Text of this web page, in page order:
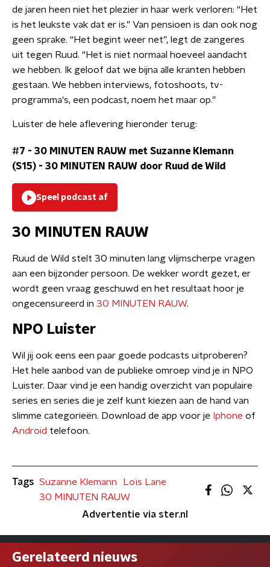
de jaren heen niet het plezier in haar werk verloren: “Het
is het leukste vak dat er is.” Van pensioen is dan ook nog
geen sprake. “Het begint weer net”, legt de zangeres
uit tegen Ruud. “Het is niet normaal hoeveel aandacht
we hebben. Ik geloof dat we bijna alle kranten hebben
gestaan. We hebben interviews, fotoshoots, tv-
programma's, een podcast, noem het maar op.”
Luister de hele aflevering hieronder terug:
#7 - 30 MINUTEN RAUW met Suzanne Klemann
(S15) - 30 MINUTEN RAUW door Ruud de Wild
Speel podcast af
30 MINUTEN RAUW
Ruud de Wild stelt 30 minuten lang vlijmscherpe vragen
aan een bijzonder persoon. De wekker wordt gezet, er
wordt geen vraag geschuwd en het resultaat hoor je
ongecensureerd in 30 MINUTEN RAUW.
NPO Luister
Wil jij ook eens een paar goede podcasts uitproberen?
Het hele aanbod van de publieke omroep vind je in NPO
Luister. Daar vind je een handig overzicht van populaire
series en series die je zelf kunt kiezen aan de hand van
slimme categorieën. Download de app voor je Iphone of
Android telefoon.
Tags Suzanne Klemann
Loïs Lane
30 MINUTEN RAUW
Advertentie via ster.nl
Gerelateerd nieuws